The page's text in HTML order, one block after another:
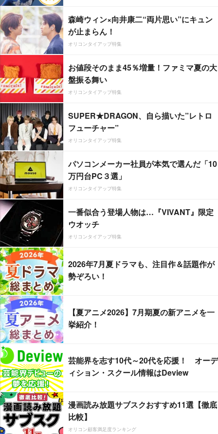
森崎ウィン×向井康二“両片思い”にキュン
が止まらん！
オリコンタイアップ特集
お値段そのまま45％増量！ファミマ夏の大
盤振る舞い
オリコンタイアップ特集
SUPER★DRAGON、自ら描いた”レトロ
フューチャー”
オリコンタイアップ特集
パソコンメーカー社員が本気で選んだ「10
万円台PC３選」
オリコンタイアップ特集
一番似合う登場人物は…『VIVANT』限定
ウオッチ
オリコンタイアップ特集
2026年7月夏ドラマも、注目作＆話題作が
勢ぞろい！
【夏アニメ2026】7月期夏の新アニメを一
挙紹介！
芸能界を志す10代～20代を応援！ オーデ
ィション・スクール情報はDeview
漫画読み放題サブスクおすすめ11選【徹底
比較】
オリコン顧客満足度ランキング